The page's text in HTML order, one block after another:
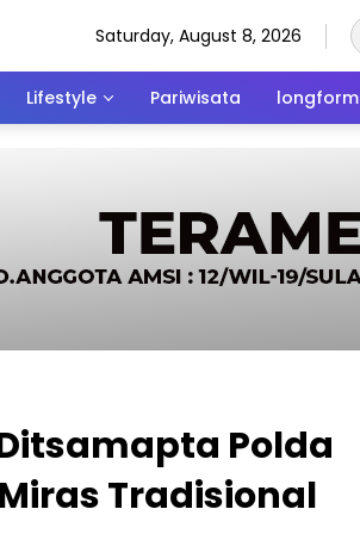
Saturday, August 8, 2026
Lifestyle Pariwisata longform
Polda
Tradisional